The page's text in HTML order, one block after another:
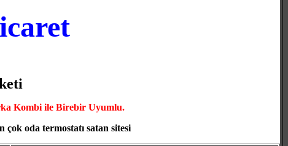
Kombi ile Birebir Uyumlu.
oda termostatı satan sitesi